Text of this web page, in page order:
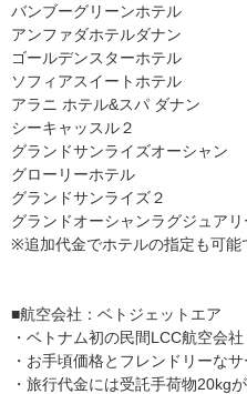
バンブーグリーンホテル
アンファダホテルダナン
ゴールデンスターホテル
ソフィアスイートホテル
アラニ ホテル&スパ ダナン
シーキャッスル２
グランドサンライズオーシャン
グローリーホテル
グランドサンライズ２
グランドオーシャンラグジュア
※追加代金でホテルの指定も可能
■航空会社：ベトジェットエア
・ベトナム初の民間LCC航空会社
・お手頃価格とフレンドリーな
・旅行代金には受託手荷物20kg